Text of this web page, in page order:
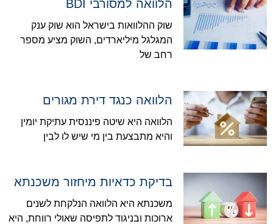
הלוואה למסורבי BDI
שוק ההלוואות בישראל הוא שוק ענק
המגלגל מיליארדים, השוק מציע מספר
רחב של
הלוואה כנגד דירת מגורים
הלוואה היא שיטה פיננסית עתיקת יומין
והיא מתבצעת בין מי שיש לו לבין
בדיקת כדאיות מיחזור משכנתא
משכנתא היא הלוואה הנלקחת לשנים
ארוכות ובניגוד לתפיסה שאולי רווחת, היא